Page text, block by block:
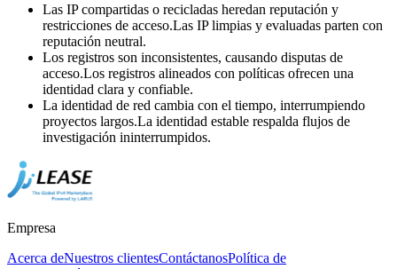
Las IP compartidas o recicladas heredan reputación y
restricciones de acceso.Las IP limpias y evaluadas parten con
reputación neutral.
Los registros son inconsistentes, causando disputas de
acceso.Los registros alineados con políticas ofrecen una
identidad clara y confiable.
La identidad de red cambia con el tiempo, interrumpiendo
proyectos largos.La identidad estable respalda flujos de
investigación ininterrumpidos.
Empresa
Acerca deNuestros clientesContáctanosPolítica de